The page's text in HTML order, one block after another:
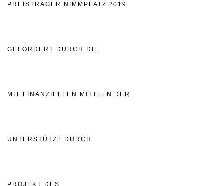
PREISTRÄGER NIMMPLATZ 2019
GEFÖRDERT DURCH DIE
MIT FINANZIELLEN MITTELN DER
UNTERSTÜTZT DURCH
PROJEKT DES